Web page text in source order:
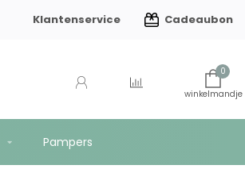
Klantenservice Cadeaubon
0
Pampers